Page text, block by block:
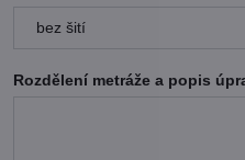
Rozdělení metráže a popis